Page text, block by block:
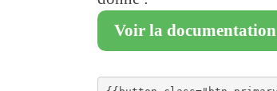
Voir la documentation